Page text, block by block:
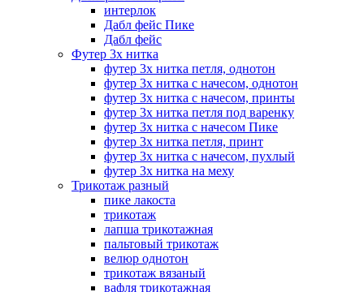
интерлок
Дабл фейс Пике
Дабл фейс
Футер 3х нитка
футер 3х нитка петля, однотон
футер 3х нитка с начесом, однотон
футер 3х нитка с начесом, принты
футер 3х нитка петля под варенку
футер 3х нитка с начесом Пике
футер 3х нитка петля, принт
футер 3х нитка с начесом, пухлый
футер 3х нитка на меху
Трикотаж разный
пике лакоста
трикотаж
лапша трикотажная
пальтовый трикотаж
велюр однотон
трикотаж вязаный
вафля трикотажная